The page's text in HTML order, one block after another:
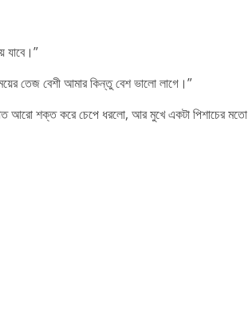
যাবে।”
তেজ বেশী আমার কিন্তু বেশ ভালো লাগে।”
আরো শক্ত করে চেপে ধরলো, আর মুখে একটা পিশাচের মতো